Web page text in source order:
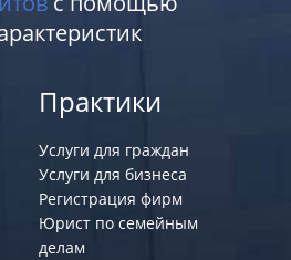
Практики
Услуги для граждан
Услуги для бизнеса
Регистрация фирм
Юрист по семейным
делам